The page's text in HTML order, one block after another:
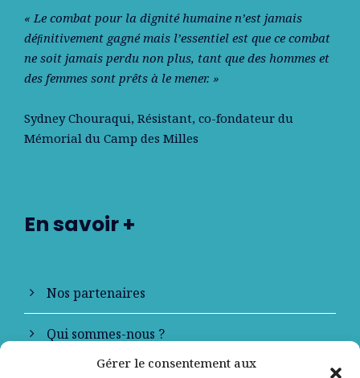
Gérer le consentement aux
« Le combat pour la dignité humaine n’est jamais
déﬁnitivement gagné mais l’essentiel est que ce combat
ne soit jamais perdu non plus, tant que des hommes et
des femmes sont prêts à le mener. »
Sydney Chouraqui, Résistant, co-fondateur du
Mémorial du Camp des Milles
En savoir +
Nos partenaires
Qui sommes-nous ?